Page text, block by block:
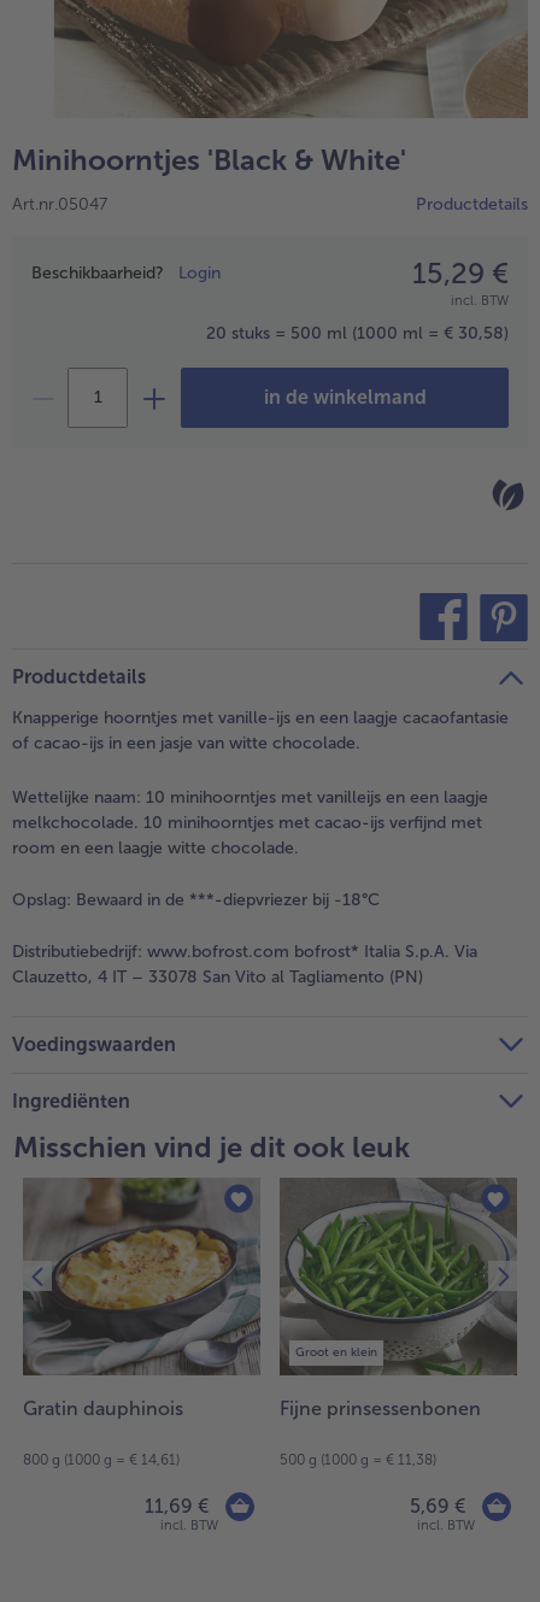
- 5 € bij aankoop van 7 maaltijden naar keuze
Minihoorntjes 'Black & White'
Art.nr.05047 Productdetails
Prijsopgave
Beschikbaarheid? Login 15,29 €
incl. BTW
20 stuks = 500 ml (1000 ml = € 30,58)
in de winkelmand
Productdetails
Knapperige hoorntjes met vanille-ijs en een laagje cacaofantasie
of cacao-ijs in een jasje van witte chocolade.
Wettelijke naam: 10 minihoorntjes met vanilleijs en een laagje
melkchocolade. 10 minihoorntjes met cacao-ijs verfijnd met
room en een laagje witte chocolade.
Opslag: Bewaard in de ***-diepvriezer bij -18°C
Distributiebedrijf: www.bofrost.com bofrost* Italia S.p.A. Via
Clauzetto, 4 IT – 33078 San Vito al Tagliamento (PN)
Voedingswaarden
Ingrediënten
Misschien vind je dit ook leuk
Gratin dauphinois
800 g (1000 g = € 14,61)
11,69 €
incl. BTW
Groot en klein
Fijne prinsessenbonen
500 g (1000 g = € 11,38)
5,69 €
incl. BTW